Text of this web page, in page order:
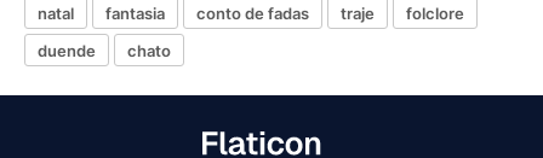
natal fantasia conto de fadas traje
folclore
duende
chato